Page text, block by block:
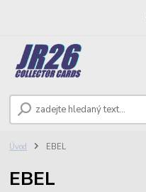
Úvod EBEL
EBEL